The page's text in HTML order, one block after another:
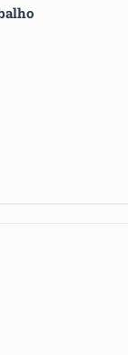
de acordo com o